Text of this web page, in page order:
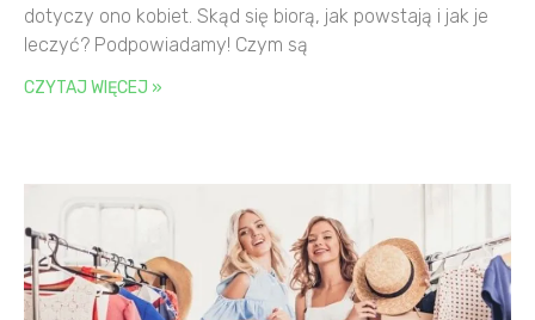
dotyczy ono kobiet. Skąd się biorą, jak powstają i jak je
leczyć? Podpowiadamy! Czym są
CZYTAJ WIĘCEJ »